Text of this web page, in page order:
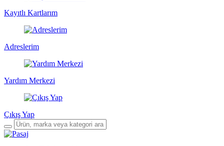
Kayıtlı Kartlarım
Adreslerim
Yardım Merkezi
Çıkış Yap